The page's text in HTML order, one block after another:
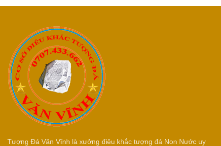
Tượng Đá Văn Vĩnh là xưởng điêu khắc tượng đá Non Nước uy